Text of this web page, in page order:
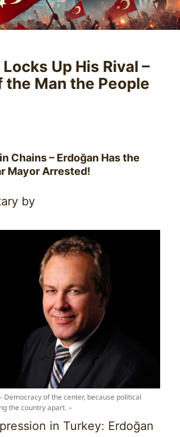
Up His Rival –
the Man the People
Chains – Erdoğan Has the
Mayor Arrested!
by
Democracy of the center, because political
the country apart. –
in Turkey: Erdoğan